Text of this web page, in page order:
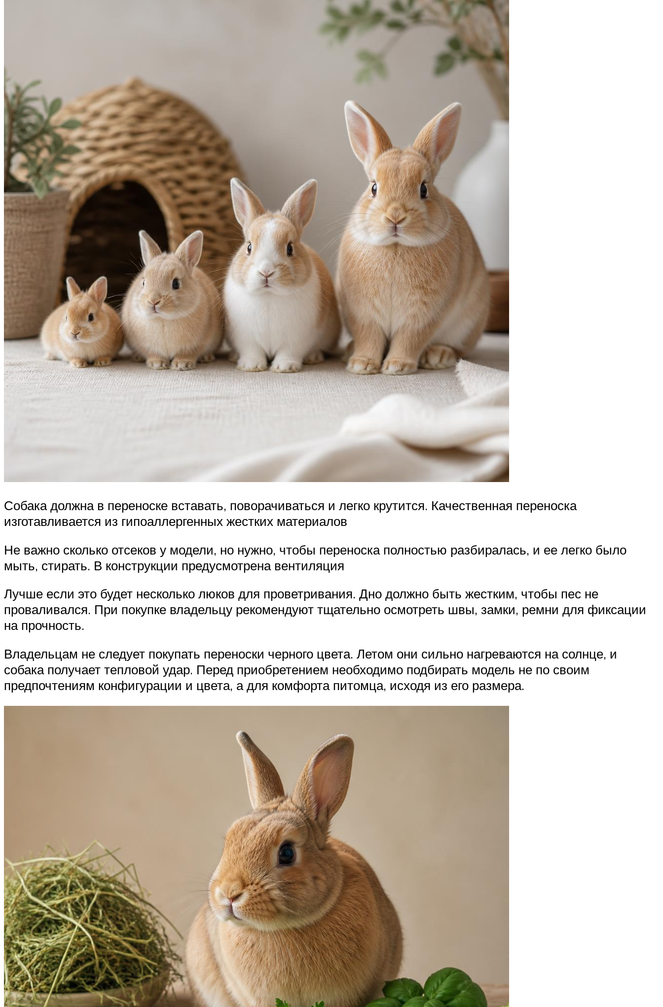
Собака должна в переноске вставать, поворачиваться и легко крутится. Качественная переноска
изготавливается из гипоаллергенных жестких материалов
Не важно сколько отсеков у модели, но нужно, чтобы переноска полностью разбиралась, и ее легко было
мыть, стирать. В конструкции предусмотрена вентиляция
Лучше если это будет несколько люков для проветривания. Дно должно быть жестким, чтобы пес не
проваливался. При покупке владельцу рекомендуют тщательно осмотреть швы, замки, ремни для фиксации
на прочность.
Владельцам не следует покупать переноски черного цвета. Летом они сильно нагреваются на солнце, и
собака получает тепловой удар. Перед приобретением необходимо подбирать модель не по своим
предпочтениям конфигурации и цвета, а для комфорта питомца, исходя из его размера.